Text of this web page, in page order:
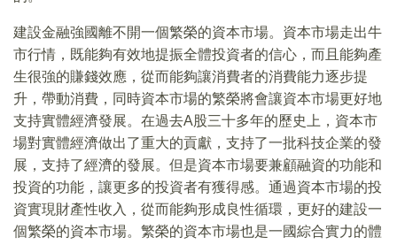
建設金融強國離不開一個繁榮的資本市場。資本市場走出牛
市行情，既能夠有效地提振全體投資者的信心，而且能夠產
生很強的賺錢效應，從而能夠讓消費者的消費能力逐步提
升，帶動消費，同時資本市場的繁榮將會讓資本市場更好地
支持實體經濟發展。在過去A股三十多年的歷史上，資本市
場對實體經濟做出了重大的貢獻，支持了一批科技企業的發
展，支持了經濟的發展。但是資本市場要兼顧融資的功能和
投資的功能，讓更多的投資者有獲得感。通過資本市場的投
資實現財產性收入，從而能夠形成良性循環，更好的建設一
個繁榮的資本市場。繁榮的資本市場也是一國綜合實力的體